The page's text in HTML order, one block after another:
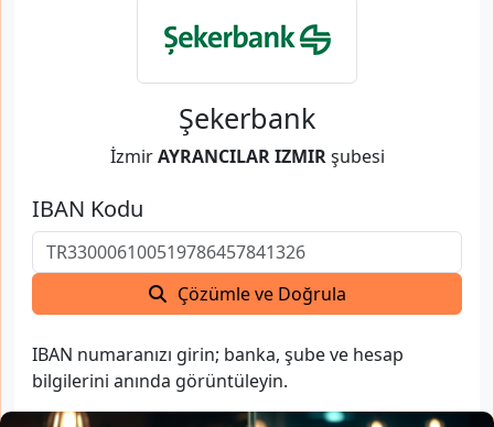
Şekerbank
İzmirAYRANCILAR IZMIRşubesi
IBAN Kodu
Çözümle ve Doğrula
IBAN numaranızı girin; banka, şube ve hesap
bilgilerini anında görüntüleyin.